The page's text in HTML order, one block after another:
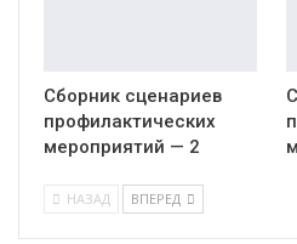
Сборник сценариев
профилактических
мероприятий — 2
НАЗАД ВПЕРЕД